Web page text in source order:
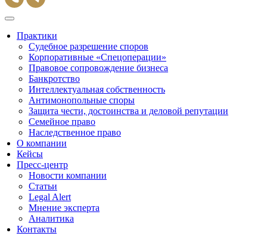
Практики
Судебное разрешение споров
Корпоративные «Спецоперации»
Правовое сопровождение бизнеса
Банкротство
Интеллектуальная собственность
Антимонопольные споры
Защита чести, достоинства и деловой репутации
Семейное право
Наследственное право
О компании
Кейсы
Пресс-центр
Новости компании
Статьи
Legal Alert
Мнение эксперта
Аналитика
Контакты